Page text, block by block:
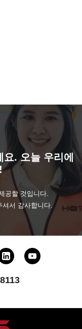
. 오늘 우리에
공할 것입니다.
셔서 감사합니다.